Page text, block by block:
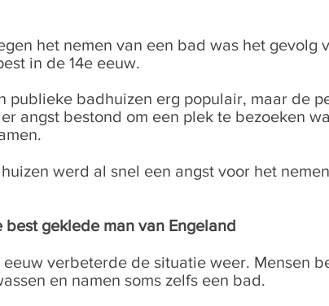
het nemen van een bad was het gevolg
in de 14e eeuw.
publieke badhuizen erg populair, maar de
angst bestond om een plek te bezoeken
werd al snel een angst voor het
best geklede man van Engeland
verbeterde de situatie weer. Mensen
en namen soms zelfs een bad.